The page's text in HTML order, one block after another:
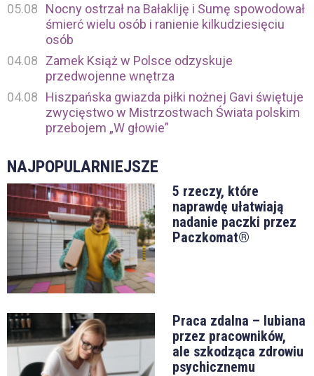
05.08
Nocny ostrzał na Bałakliję i Sumę spowodował
śmierć wielu osób i ranienie kilkudziesięciu
osób
04.08
Zamek Książ w Polsce odzyskuje
przedwojenne wnętrza
04.08
Hiszpańska gwiazda piłki nożnej Gavi świętuje
zwycięstwo w Mistrzostwach Świata polskim
przebojem „W głowie”
NAJPOPULARNIEJSZE
5 rzeczy, które
naprawdę ułatwiają
nadanie paczki przez
Paczkomat®
Praca zdalna – lubiana
przez pracowników,
ale szkodząca zdrowiu
psychicznemu